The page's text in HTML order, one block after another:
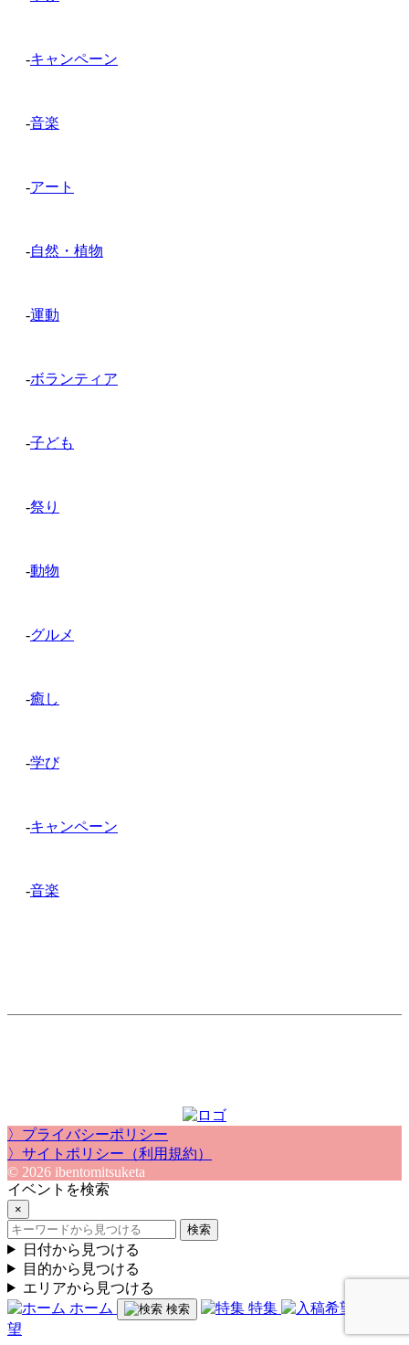
-キャンペーン
-音楽
-アート
-自然・植物
-運動
-ボランティア
-子ども
-祭り
-動物
-グルメ
-癒し
-学び
-キャンペーン
-音楽
〉プライバシーポリシー
〉サイトポリシー（利用規約）
© 2026 ibentomitsuketa
イベントを検索
×
検索
日付から見つける
目的から見つける
エリアから見つける
ホーム
検索 特集
望